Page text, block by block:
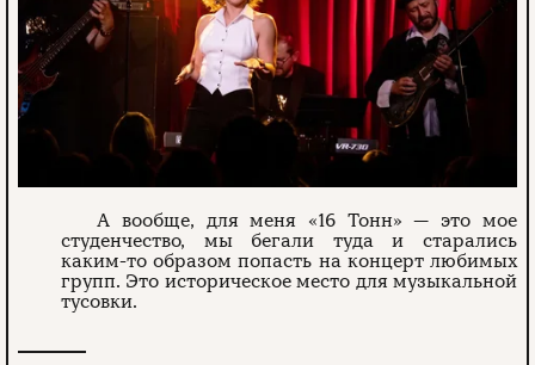
А вообще, для меня «16 Тонн» — это мое
студенчество, мы бегали туда и старались
каким-то образом попасть на концерт любимых
групп. Это историческое место для музыкальной
тусовки.